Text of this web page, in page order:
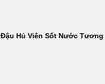
Đậu Hủ Viên Sốt Nước Tương